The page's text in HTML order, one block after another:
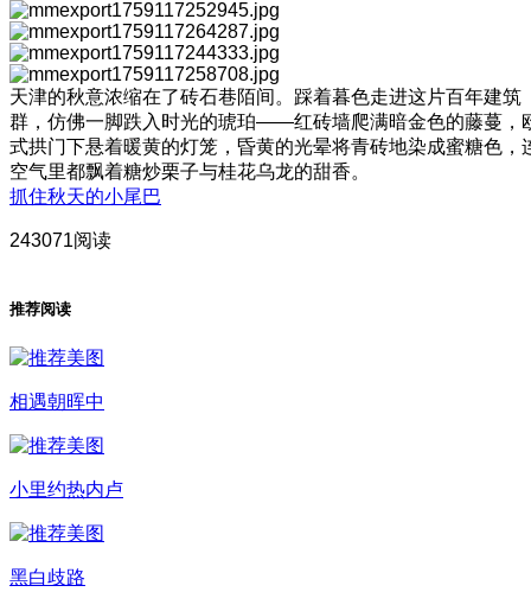
天津的秋意浓缩在了砖石巷陌间。踩着暮色走进这片百年建筑
群，仿佛一脚跌入时光的琥珀——红砖墙爬满暗金色的藤蔓，
式拱门下悬着暖黄的灯笼，昏黄的光晕将青砖地染成蜜糖色，
空气里都飘着糖炒栗子与桂花乌龙的甜香。
抓住秋天的小尾巴
243071阅读
推荐阅读
相遇朝晖中
小里约热内卢
黑白歧路